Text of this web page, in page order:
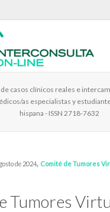
casos clínicos reales e
as especialistas y
hispana - ISSN 2718-7632
de 2024, Comité de Tumores
Tumores